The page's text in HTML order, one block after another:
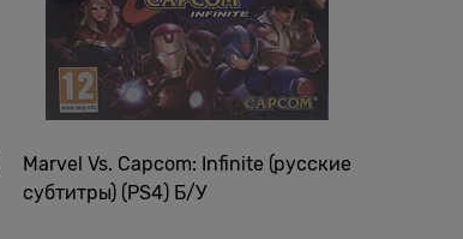
Marvel Vs. Capcom: Infinite (русские
субтитры) (PS4) Б/У